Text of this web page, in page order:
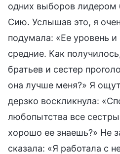
одних выборов лидером
Сию. Услышав это, я
подумала: «Ее уровень и
средние. Как
братьев и сестер
она лучше меня?» Я
дерзко воскликнула:
любопытства все
хорошо ее знаешь?» Не
сказала: «Я работала с